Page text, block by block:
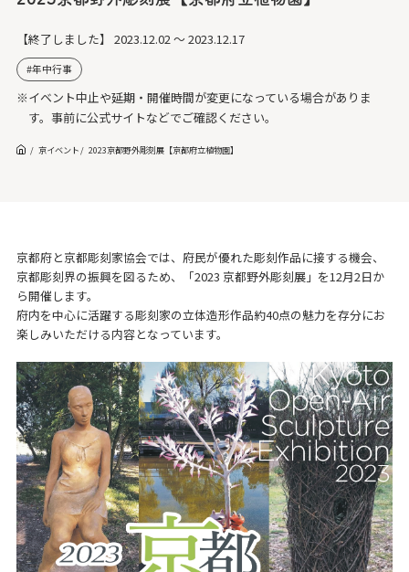
【終了しました】 2023.12.02 ～ 2023.12.17
年中行事
※イベント中止や延期・開催時間が変更になっている場合がありま
す。事前に公式サイトなどでご確認ください。
京イベント 2023京都野外彫刻展【京都府立植物園】
京都府と京都彫刻家協会では、府民が優れた彫刻作品に接する機会、
京都彫刻界の振興を図るため、「2023 京都野外彫刻展」を12月2日か
ら開催します。
府内を中心に活躍する彫刻家の立体造形作品約40点の魅力を存分にお
楽しみいただける内容となっています。